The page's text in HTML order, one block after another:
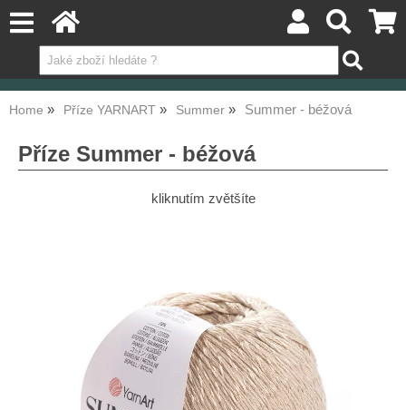
Home Příze YARNART Summer Summer - béžová
Příze Summer - béžová
kliknutím zvětšíte